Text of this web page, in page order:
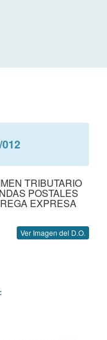
012
TRIBUTARIO
POSTALES
EXPRESA
Ver Imagen del D.O.